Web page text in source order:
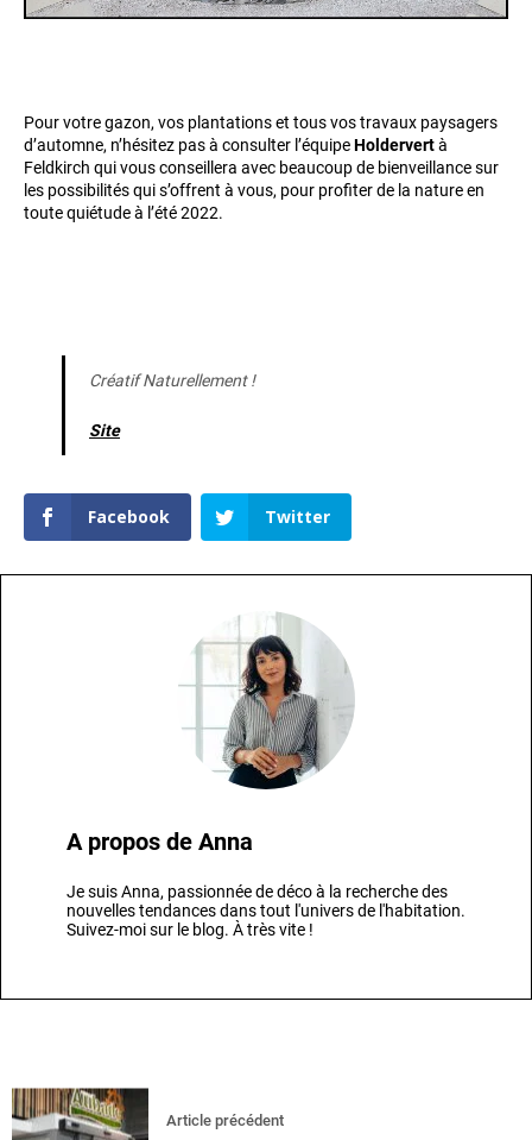
Pour votre gazon, vos plantations et tous vos travaux paysagers
d’automne, n’hésitez pas à consulter l’équipeHoldervertà
Feldkirch qui vous conseillera avec beaucoup de bienveillance sur
les possibilités qui s’offrent à vous, pour profiter de la nature en
toute quiétude à l’été 2022.
Créatif Naturellement !
Site
Facebook Twitter
A propos de Anna
Je suis Anna, passionnée de déco à la recherche des
nouvelles tendances dans tout l'univers de l'habitation.
Suivez-moi sur le blog. À très vite !
Article précédent